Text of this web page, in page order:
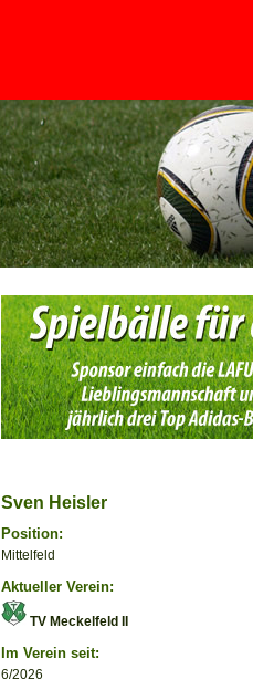
Sven Heisler
Position:
Mittelfeld
Aktueller Verein:
TV Meckelfeld II
Im Verein seit:
6/2026